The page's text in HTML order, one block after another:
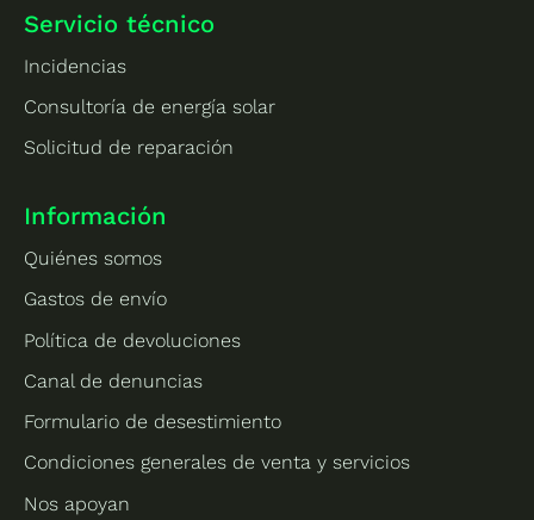
Servicio técnico
Incidencias
Consultoría de energía solar
Solicitud de reparación
Información
Quiénes somos
Gastos de envío
Política de devoluciones
Canal de denuncias
Formulario de desestimiento
Condiciones generales de venta y servicios
Nos apoyan